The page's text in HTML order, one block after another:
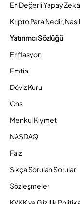
En Değerli Yapay
Kripto Para Nedir, Nasıl
Yatırımcı Sözlüğü
Enflasyon
Emtia
Döviz Kuru
Ons
Menkul Kıymet
NASDAQ
Faiz
Sıkça Sorulan Sorular
Sözleşmeler
KVKK ve Gizlilik